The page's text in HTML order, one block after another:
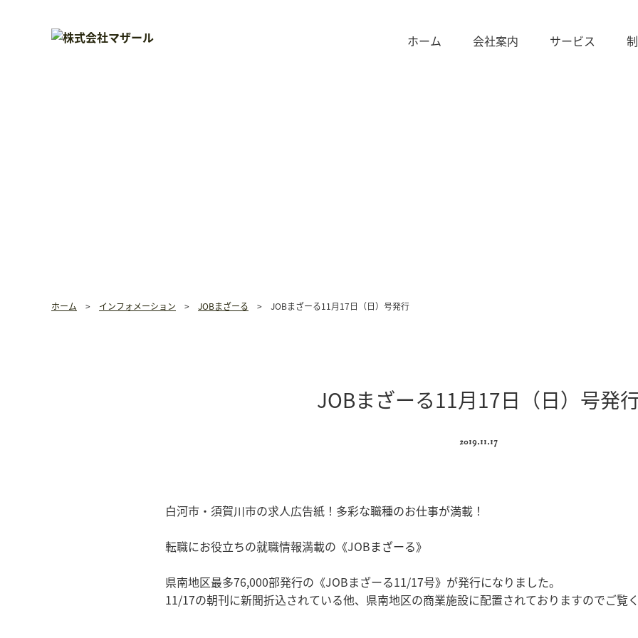
ホーム 会社案内 サービス
ホーム > インフォメーション > JOBまざーる > JOBまざーる11月17日（日）号発行
JOBまざーる11月17日（日）号発
2019.11.17
白河市・須賀川市の求人広告紙！多彩な職種のお仕事が満載！
転職にお役立ちの就職情報満載の《JOBまざーる》
県南地区最多76,000部発行の《JOBまざーる11/17号》が発行になりました。
11/17の朝刊に新聞折込されている他、県南地区の商業施設に配置されておりますのでご覧く